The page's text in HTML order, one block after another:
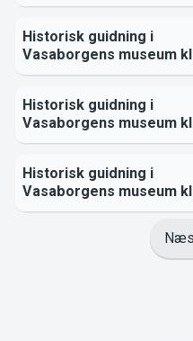
Historisk guidning i
Vasaborgens museum
Historisk guidning i
Vasaborgens museum
Historisk guidning i
Vasaborgens museum